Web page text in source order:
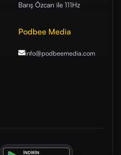
Barış Özcan ile 111Hz
Podbee Media
info@podbeemedia.com